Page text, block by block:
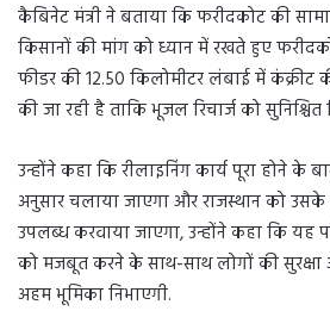
कैबिनेट मंत्री ने बताया कि फरीदकोट की
किसानों की मांग को ध्यान में रखते हुए
फीडर की 12.50 किलोमीटर लंबाई में कंक्रीट
की जा रही है ताकि भूजल रिचार्ज को
उन्होंने कहा कि रीलाइनिंग कार्य पूरा होने के
अनुसार चलाया जाएगा और राजस्थान को उसके
उपलब्ध करवाया जाएगा, उन्होंने कहा कि यह
को मजबूत करने के साथ-साथ लोगों की
अहम भूमिका निभाएगी.